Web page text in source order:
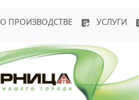
О ПРОИЗВОДСТВЕ УСЛУГИ